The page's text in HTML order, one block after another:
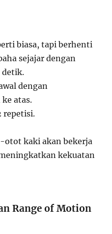
biasa, tapi berhenti
sejajar dengan
detik.
dengan
atas.
repetisi.
kaki akan bekerja
kekuatan
Range of Motion